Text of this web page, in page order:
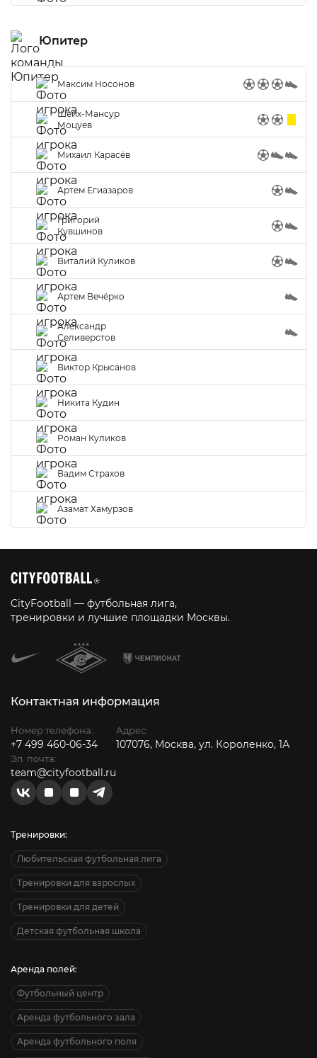
Юпитер
Максим Носонов
Шейх-Мансур
Моцуев
Михаил Карасёв
Артем Егиазаров
Григорий
Кувшинов
Виталий Куликов
Артем Вечёрко
Александр
Селиверстов
Виктор Крысанов
Никита Кудин
Роман Куликов
Вадим Страхов
Азамат Хамурзов
CityFootball — футбольная лига,
тренировки и лучшие площадки Москвы.
Контактная информация
Номер телефона:
+7 499 460-06-34
Эл. почта:
team@cityfootball.ru
Адрес:
107076, Москва, ул. Короленко, 1А
Тренировки:
Любительская футбольная лига
Тренировки для взрослых
Тренировки для детей
Детская футбольная школа
Аренда полей:
Футбольный центр
Аренда футбольного зала
Аренда футбольного поля